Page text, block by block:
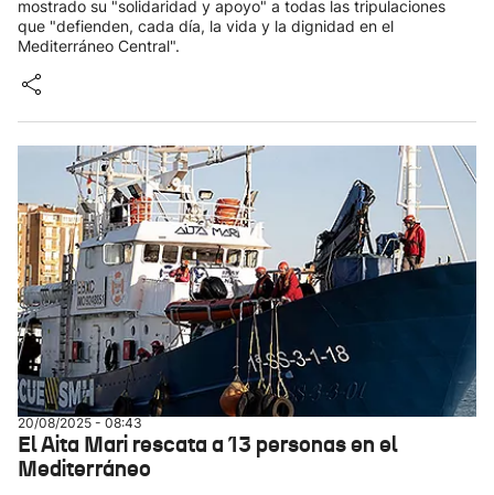
mostrado su "solidaridad y apoyo" a todas las tripulaciones
que "defienden, cada día, la vida y la dignidad en el
Mediterráneo Central".
20/08/2025 - 08:43
El Aita Mari rescata a 13 personas en el
Mediterráneo